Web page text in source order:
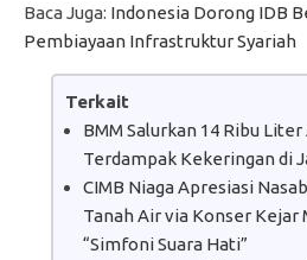
Baca Juga: Indonesia Dorong IDB
Pembiayaan Infrastruktur Syariah
Terkait
BMM Salurkan 14 Ribu
Terdampak Kekeringan di
CIMB Niaga Apresiasi
Tanah Air via Konser
“Simfoni Suara Hati”